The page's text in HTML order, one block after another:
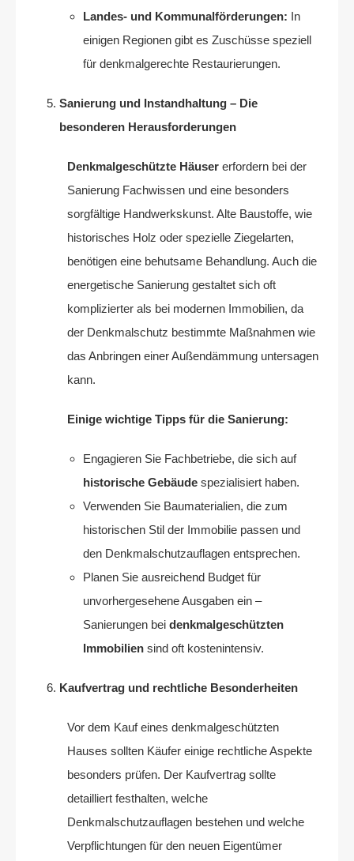
Landes- und Kommunalförderungen: In
einigen Regionen gibt es Zuschüsse speziell
für denkmalgerechte Restaurierungen.
Sanierung und Instandhaltung – Die
besonderen Herausforderungen
Denkmalgeschützte Häuser erfordern bei der
Sanierung Fachwissen und eine besonders
sorgfältige Handwerkskunst. Alte Baustoffe, wie
historisches Holz oder spezielle Ziegelarten,
benötigen eine behutsame Behandlung. Auch die
energetische Sanierung gestaltet sich oft
komplizierter als bei modernen Immobilien, da
der Denkmalschutz bestimmte Maßnahmen wie
das Anbringen einer Außendämmung untersagen
kann.
Einige wichtige Tipps für die Sanierung:
Engagieren Sie Fachbetriebe, die sich auf
historische Gebäude spezialisiert haben.
Verwenden Sie Baumaterialien, die zum
historischen Stil der Immobilie passen und
den Denkmalschutzauflagen entsprechen.
Planen Sie ausreichend Budget für
unvorhergesehene Ausgaben ein –
Sanierungen bei denkmalgeschützten
Immobilien sind oft kostenintensiv.
Kaufvertrag und rechtliche Besonderheiten
Vor dem Kauf eines denkmalgeschützten
Hauses sollten Käufer einige rechtliche Aspekte
besonders prüfen. Der Kaufvertrag sollte
detailliert festhalten, welche
Denkmalschutzauflagen bestehen und welche
Verpflichtungen für den neuen Eigentümer